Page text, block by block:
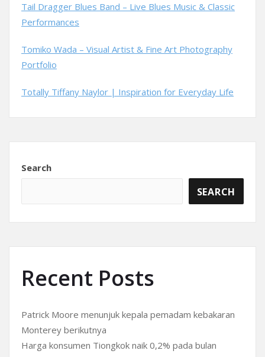
Tail Dragger Blues Band – Live Blues Music & Classic
Performances
Tomiko Wada – Visual Artist & Fine Art Photography
Portfolio
Totally Tiffany Naylor | Inspiration for Everyday Life
Search
SEARCH
Recent Posts
Patrick Moore menunjuk kepala pemadam kebakaran
Monterey berikutnya
Harga konsumen Tiongkok naik 0,2% pada bulan